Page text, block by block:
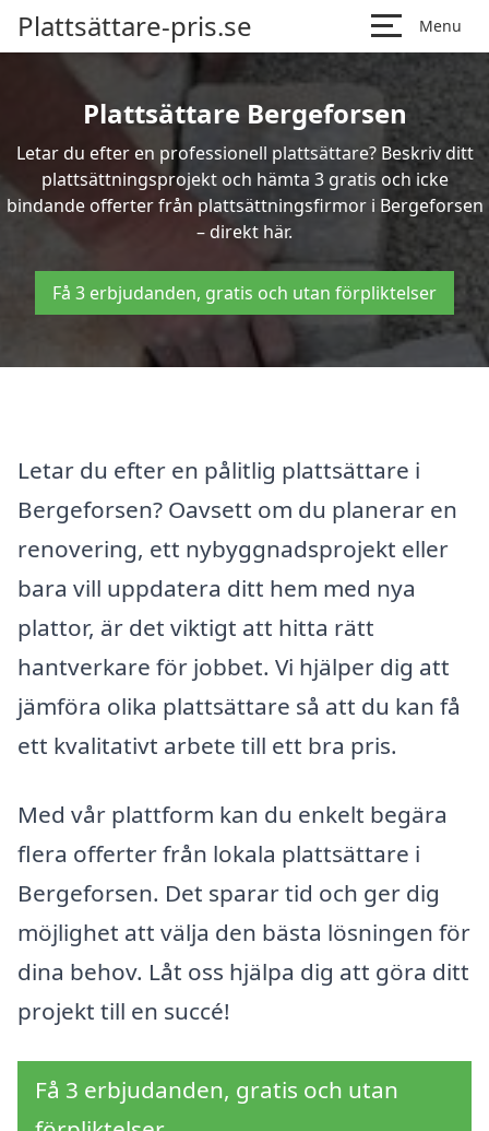
Plattsättare-pris.se Menu
Plattsättare Bergeforsen
Letar du efter en professionell plattsättare? Beskriv ditt
plattsättningsprojekt och hämta 3 gratis och icke
bindande offerter från plattsättningsfirmor i Bergeforsen
– direkt här.
Få 3 erbjudanden, gratis och utan förpliktelser
Letar du efter en pålitlig plattsättare i
Bergeforsen? Oavsett om du planerar en
renovering, ett nybyggnadsprojekt eller
bara vill uppdatera ditt hem med nya
plattor, är det viktigt att hitta rätt
hantverkare för jobbet. Vi hjälper dig att
jämföra olika plattsättare så att du kan få
ett kvalitativt arbete till ett bra pris.
Med vår plattform kan du enkelt begära
flera offerter från lokala plattsättare i
Bergeforsen. Det sparar tid och ger dig
möjlighet att välja den bästa lösningen för
dina behov. Låt oss hjälpa dig att göra ditt
projekt till en succé!
Få 3 erbjudanden, gratis och utan